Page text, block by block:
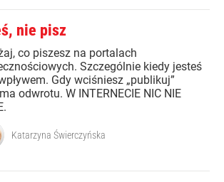
nie pisz
co piszesz na portalach
Szczególnie kiedy jesteś
Gdy wciśniesz „publikuj”
odwrotu. W INTERNECIE NIC NIE
Katarzyna Świerczyńska